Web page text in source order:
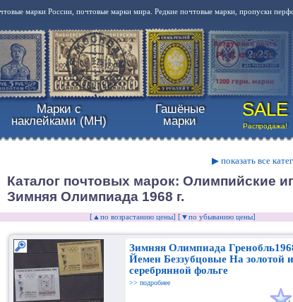
марки России, почтовые марки мира. Редкие почтовые марки, пропуски
Марки с
наклейками (MH)
Гашёные
марки
SALE
Распродажа!
▶ показать все
Каталог почтовых марок: Олимпийские
Зимняя Олимпиада 1968 г.
[▲по возрастанию цены] [▼по убыванию цены]
Зимняя Олимпиада
Йемен Беззубцовые На золотой и
серебрянной фольге
>> подробнее